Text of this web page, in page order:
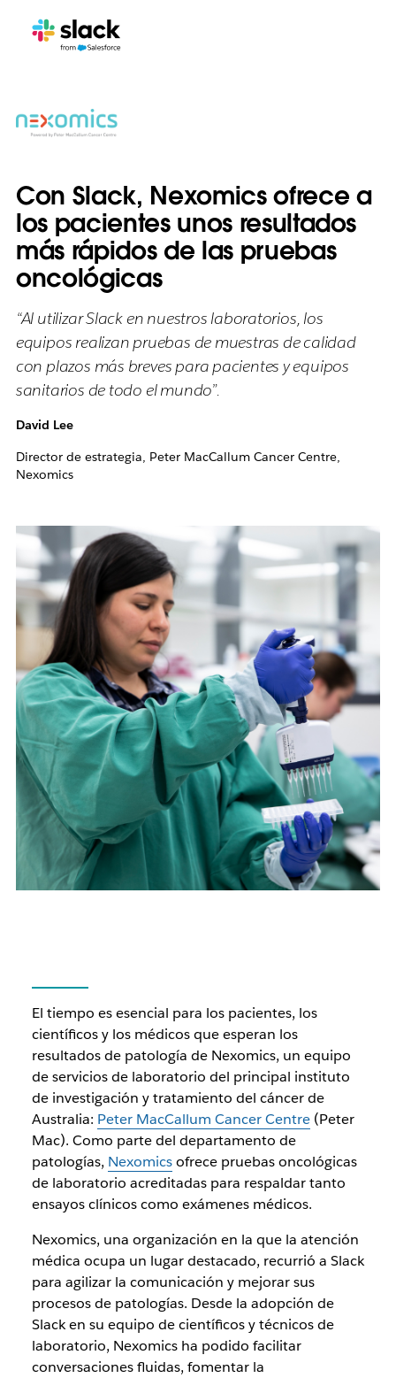
Con Slack, Nexomics ofrece a
los pacientes unos resultados
más rápidos de las pruebas
oncológicas
“Al utilizar Slack en nuestros laboratorios, los
equipos realizan pruebas de muestras de calidad
con plazos más breves para pacientes y equipos
sanitarios de todo el mundo”.
David Lee
Director de estrategia, Peter MacCallum Cancer Centre,
Nexomics
El tiempo es esencial para los pacientes, los
científicos y los médicos que esperan los
resultados de patología de Nexomics, un equipo
de servicios de laboratorio del principal instituto
de investigación y tratamiento del cáncer de
Australia: Peter MacCallum Cancer Centre(Peter
Mac). Como parte del departamento de
patologías, Nexomicsofrece pruebas oncológicas
de laboratorio acreditadas para respaldar tanto
ensayos clínicos como exámenes médicos.
Nexomics, una organización en la que la atención
médica ocupa un lugar destacado, recurrió a Slack
para agilizar la comunicación y mejorar sus
procesos de patologías. Desde la adopción de
Slack en su equipo de científicos y técnicos de
laboratorio, Nexomics ha podido facilitar
conversaciones fluidas, fomentar la